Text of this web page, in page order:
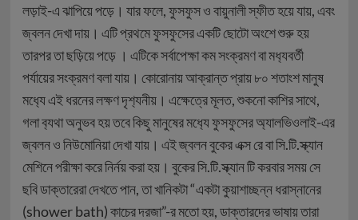
লড়াই-এ ঝাপিয়ে পড়ে। যার ফলে, ফুসফুস ও বায়ুনালী স্ফীত হয়ে যায়, এবং
জ্বলন দেখা দায়। এটি প্রথমে ফুসফুসের একটি ছোটো অংশে শুরু হয়
তারপর তা ছড়িয়ে পড়ে । এটিকে সর্বাপেক্ষা কম সংক্রমণ বা মধ‍্যবর্তী
পর্যায়ের সংক্রমণ বলা যায়। কোরোনায় আক্রান্ত প্রায় ৮০ শতাংশ মানুষ
মধ‍্যে এই ধরনের লক্ষণ দৃশ‍্যনীয়। এক্ষেত্রে মূলত, শুকনো কাশির সাথে,
গলা ব‍্যথা অনুভব হয় তবে কিছু মানুষের মধ‍্যে ফুসফুসের অ্যালভিওলাই-এর
জ্বলন ‌ও নিউমোনিয়া দেখা যায়। এই জ্বলন বুকের এক্স রে বা সি.টি.স্ক্যান
মেশিনে পরীক্ষা করে নির্নয় ক‍রা হয়। বুকের সি.টি.স্ক্যান টি করবার সময় সে
ছবি ডাক্তারেরা দেখতে পান, তা খানিকটা “একটা কুয়াশাচ্ছন্ন ধরাস্নানের
(shower bath) কাচের দরজা”-র মতো হয়, ডাক্তারদের ভাষায় তারা